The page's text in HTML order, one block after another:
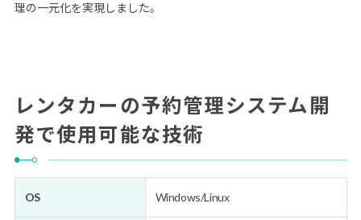
理の一元化を実現しました。
レンタカーの予約管理システム開
発で使用可能な技術
OS Windows/Linux